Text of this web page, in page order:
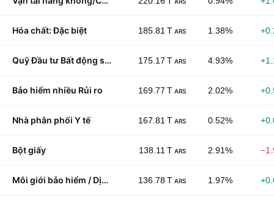
Hóa chất: Đặc biệt 185.81 T ARS 1.38%
Quỹ Đầu tư Bất động sản 175.17 T ARS 4.93%
Bảo hiểm nhiều Rủi ro 169.77 T ARS 2.02%
Nhà phân phối Y tế 167.81 T ARS 0.52%
Bột giấy 138.11 T ARS 2.91%
Môi giới bảo hiểm / Dịch vụ 136.78 T ARS 1.97%